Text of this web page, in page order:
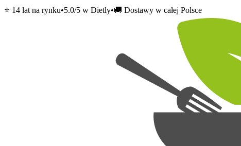
⭐ 14 lat na rynku•5.0/5 w Dietly•🚚 Dostawy w całej Polsce